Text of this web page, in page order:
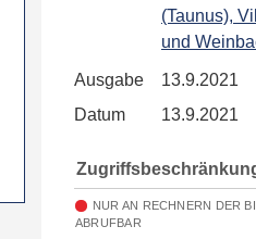
(Taunus),
und
Ausgabe
13.9.2021
Datum
13.9.2021
NUR AN RECHNERN DER
ABRUFBAR